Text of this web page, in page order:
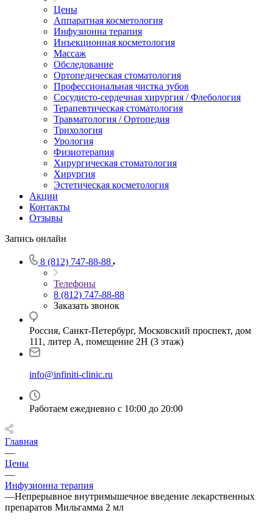
Цены
Аппаратная косметология
Инфузионна терапия
Инъекционная косметология
Массаж
Обследование
Ортопедическая стоматология
Профессиональная чистка зубов
Сосудисто-сердечная хирургия / Флебология
Терапевтическая стоматология
Травматология / Ортопедия
Трихология
Урология
Физиотерапия
Хирургическая стоматология
Хирургия
Эстетическая косметология
Акции
Контакты
Отзывы
Запись онлайн
8 (812) 747-88-88
Телефоны
8 (812) 747-88-88
Заказать звонок
Россия, Санкт-Петербург, Московский проспект, дом
111, литер А, помещение 2Н (3 этаж)
info@infiniti-clinic.ru
Работаем ежедневно с 10:00 до 20:00
Главная
—
Цены
—
Инфузионна терапия
—Непрерывное внутримышечное введение лекарственных
препаратов Мильгамма 2 мл